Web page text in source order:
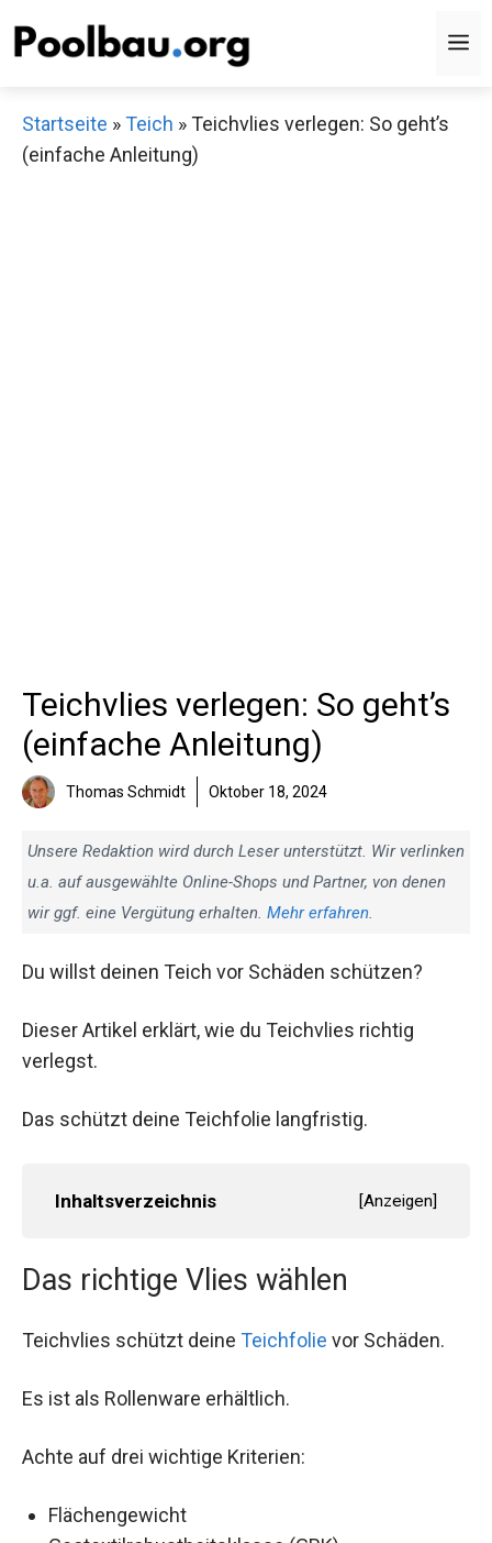
Inhalt
Startseite »Teich »Teichvlies verlegen: So geht’s
(einfache Anleitung)
Teichvlies verlegen: So geht’s
(einfache Anleitung)
Thomas Schmidt Oktober 18, 2024
Unsere Redaktion wird durch Leser unterstützt. Wir verlinken
u.a. auf ausgewählte Online-Shops und Partner, von denen
wir ggf. eine Vergütung erhalten. Mehr erfahren.
Du willst deinen Teich vor Schäden schützen?
Dieser Artikel erklärt, wie du Teichvlies richtig
verlegst.
Das schützt deine Teichfolie langfristig.
Inhaltsverzeichnis [Anzeigen]
Das richtige Vlies wählen
Teichvlies schützt deine Teichfolie vor Schäden.
Es ist als Rollenware erhältlich.
Achte auf drei wichtige Kriterien:
Flächengewicht